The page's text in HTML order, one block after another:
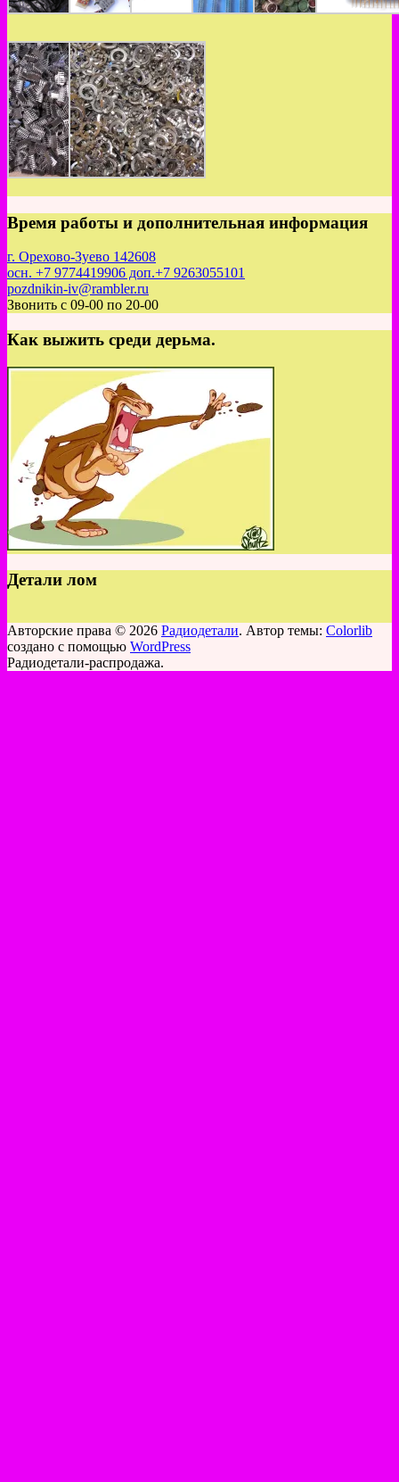
Время работы и дополнительная информация
г. Орехово-Зуево 142608
осн. +7 9774419906 доп.+7 9263055101
pozdnikin-iv@rambler.ru
Звонить с 09-00 по 20-00
Как выжить среди дерьма.
Детали лом
Авторские права © 2026 Радиодетали. Автор темы: Colorlib
создано с помощью WordPress
Радиодетали-распродажа.